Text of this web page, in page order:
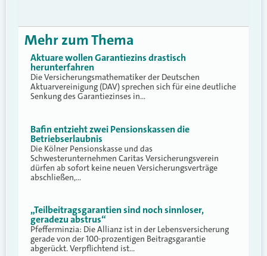
Mehr zum Thema
Aktuare wollen Garantiezins drastisch
herunterfahren
Die Versicherungsmathematiker der Deutschen
Aktuarvereinigung (DAV) sprechen sich für eine deutliche
Senkung des Garantiezinses in…
Bafin entzieht zwei Pensionskassen die
Betriebserlaubnis
Die Kölner Pensionskasse und das
Schwesterunternehmen Caritas Versicherungsverein
dürfen ab sofort keine neuen Versicherungsverträge
abschließen,…
„Teilbeitragsgarantien sind noch sinnloser,
geradezu abstrus“
Pfefferminzia: Die Allianz ist in der Lebensversicherung
gerade von der 100-prozentigen Beitragsgarantie
abgerückt. Verpflichtend ist…